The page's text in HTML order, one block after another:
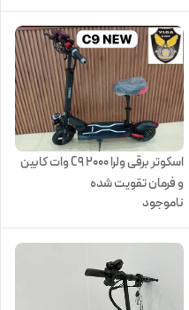
اسکوتر برقی ولرا C9 ۲۰۰۰ وات کابین
و فرمان تقویت شده
ناموجود